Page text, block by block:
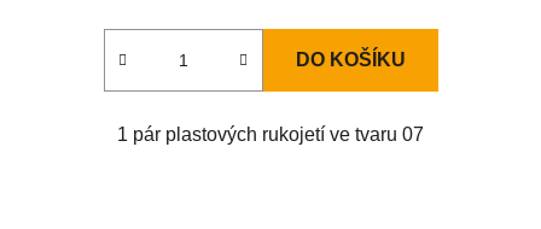
DO KOŠÍKU
1 pár plastových rukojetí ve tvaru 07